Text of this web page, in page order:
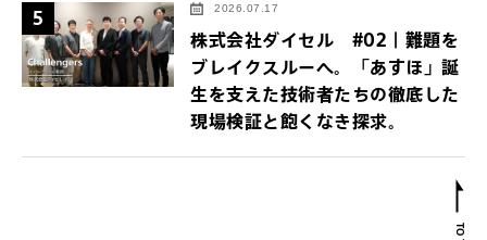
5 2026.07.17
株式会社ダイセル #02｜難題を
ブレイクスルーへ。「あすほ」誕
生を支えた技術者たちの徹底した
現場検証と飽くなき探求。